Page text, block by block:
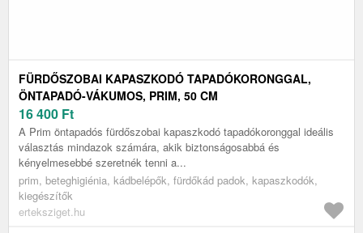
FÜRDŐSZOBAI KAPASZKODÓ TAPADÓKORONGGAL,
ÖNTAPADÓ-VÁKUMOS, PRIM, 50 CM
16 400 Ft
A Prim öntapadós fürdőszobai kapaszkodó tapadókoronggal ideális
választás mindazok számára, akik biztonságosabbá és
kényelmesebbé szeretnék tenni a...
prim, beteghigiénia, kádbelépők, fürdőkád padok, kapaszkodók,
kiegészítők
erteksziget.hu